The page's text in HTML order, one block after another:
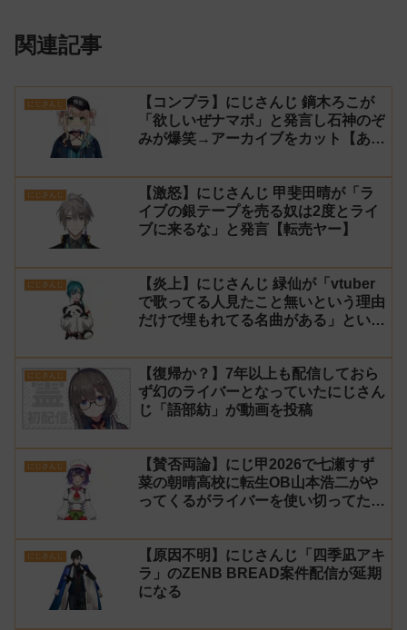
関連記事
にじさんじ
【コンプラ】にじさんじ 鏑木ろこが
「欲しいぜナマポ」と発言し石神のぞ
みが爆笑→アーカイブをカット【あら
にじさんじ
【激怒】にじさんじ 甲斐田晴が「ラ
イブの銀テープを売る奴は2度とライ
ブに来るな」と発言【転売ヤー】
にじさんじ
【炎上】にじさんじ 緑仙が「vtuber
で歌ってる人見たこと無いという理由
だけで埋もれてる名曲がある」という
にじさんじ
【復帰か？】7年以上も配信しておら
ず幻のライバーとなっていたにじさん
じ「語部紡」が動画を投稿
にじさんじ
【賛否両論】にじ甲2026で七瀬すず
菜の朝晴高校に転生OB山本浩二がや
ってくるがライバーを使い切ってたの
イバーの転生が可能に
にじさんじ
【原因不明】にじさんじ「四季凪アキ
ラ」のZENB BREAD案件配信が延期
になる